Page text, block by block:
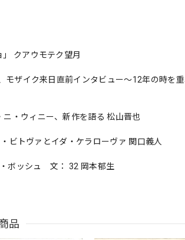
クアウモテク望月
ザイク来日直前インタビュー〜12年の時を
・ウィニー、新作を語る 松山晋也
ビトヴァとイダ・ケラローヴァ 関口義人
ボッシュ 文： 32 岡本郁生
品